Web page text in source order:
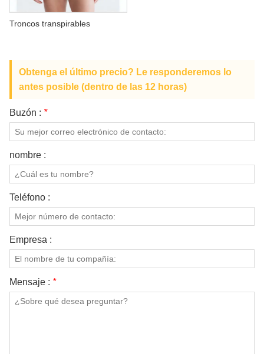
SOBRE NOSOTROS
Troncos transpirables
Obtenga el último precio? Le responderemos lo
antes posible (dentro de las 12 horas)
Buzón : *
nombre :
Teléfono :
Empresa :
Mensaje : *